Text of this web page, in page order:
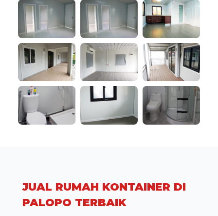
JUAL RUMAH KONTAINER DI
PALOPO TERBAIK